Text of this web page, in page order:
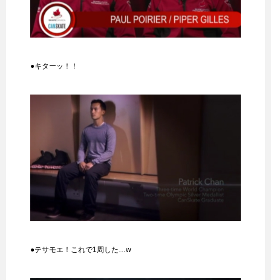
●キターッ！！
●テサモエ！これで1周した…w